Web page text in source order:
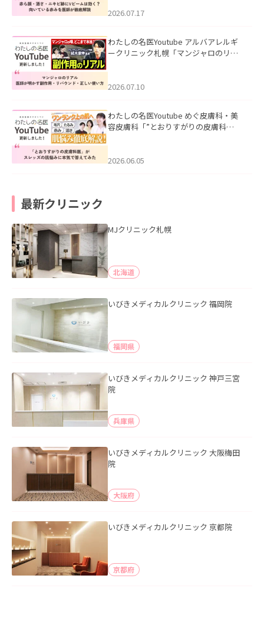
した。
2026.07.17
わたしの名医Youtube アルバアレルギ
ークリニック札幌「マンジャロのリア
た。
2026.07.10
わたしの名医Youtube めぐ皮膚科・美
容皮膚科「”とおりすがりの皮膚科
2026.06.05
最新クリニック
MJクリニック札幌
北海道
いびきメディカルクリニック 福岡院
福岡県
いびきメディカルクリニック 神戸三宮
院
兵庫県
いびきメディカルクリニック 大阪梅田
院
大阪府
いびきメディカルクリニック 京都院
京都府